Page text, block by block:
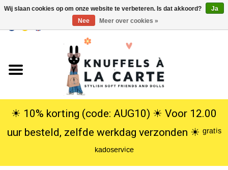
USD
Knuffels
Poppen
SALE
☀︎ 10% korting (code: AUG10) ☀︎ Voor 12.00
uur besteld, zelfde werkdag verzonden ☀︎ ᵍʳᵃᵗⁱˢ
ᵏᵃᵈᵒˢᵉʳᵛⁱᶜᵉ
Wij slaan cookies op om onze website te verbeteren. Is dat akkoord?
Ja
Nee
Meer over cookies »